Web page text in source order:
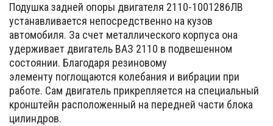
Подушка задней опоры двигателя 2110-1001286ЛВ
устанавливается непосредственно на кузов
автомобиля. За счет металлического корпуса она
удерживает двигатель ВАЗ 2110 в подвешенном
состоянии. Благодаря резиновому
элементу поглощаются колебания и вибрации при
работе. Сам двигатель прикрепляется на специальный
кронштейн расположенный на передней части блока
цилиндров.